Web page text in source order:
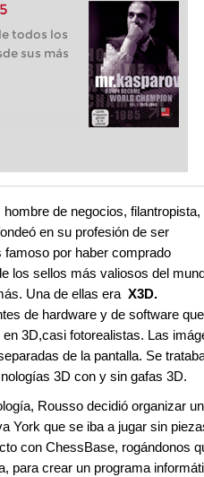
todos los
sus más
hombre de negocios, filantropista,
en su profesión de ser
por haber comprado
los sellos más valiosos del
Una de ellas era X3D.
de hardware y de software que
3D,casi fotorealistas. Las
de la pantalla. Se
3D con y sin gafas 3D.
Rousso decidió organizar
York que se iba a jugar sin
con ChessBase, rogándonos
para crear un programa